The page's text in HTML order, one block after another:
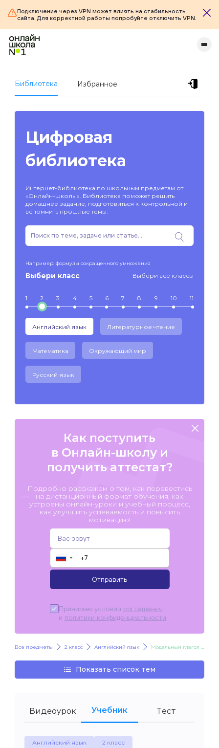
Подключение через VPN может влиять на стабильность
сайта. Для корректной работы попробуйте отключить VPN.
Библиотека Избранное
Цифровая
библиотека
Интернет-библиотека по школьным предметам от
«Онлайн-школы». Библиотека поможет решить
домашнее задание, подготовиться к контрольной и
вспомнить прошлые темы.
Например: формулы сокращенного умножения
Выбери класс Выбери все классы
1 2 3 4 5 6 7 8 9 10 11
Английский язык Литературное чтение
Математика Окружающий мир
Русский язык
Как поступить
в Онлайн-школу и
получить аттестат?
Подробно расскажем о том, как перевестись
на дистанционный формат обучения, как
устроены онлайн-уроки и учебный процесс,
как улучшить успеваемость и повысить
мотивацию!
▼
Отправить
Принимаю условия соглашения
и политики конфиденциальности
Все предметы 2 класс Английский язык Модальный глагол should, shouldn’t
Показать список тем
Видеоурок Учебник Тест
Английский язык
2 класс